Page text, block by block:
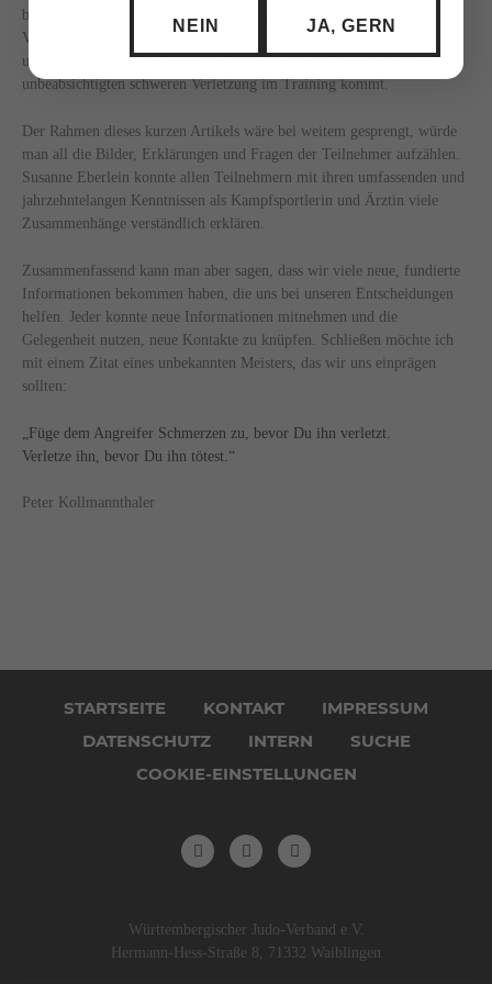
bei der Anwendung dieser Techniken im Körper geschieht. Welche
Verletzungen können im Training und in der Verteidigung entstehen
und nicht zuletzt - was muss ein Trainer machen, wenn es zu einer
unbeabsichtigten schweren Verletzung im Training kommt.
Der Rahmen dieses kurzen Artikels wäre bei weitem gesprengt, würde
man all die Bilder, Erklärungen und Fragen der Teilnehmer aufzählen.
Susanne Eberlein konnte allen Teilnehmern mit ihren umfassenden und
jahrzehntelangen Kenntnissen als Kampfsportlerin und Ärztin viele
Zusammenhänge verständlich erklären.
Zusammenfassend kann man aber sagen, dass wir viele neue, fundierte
Informationen bekommen haben, die uns bei unseren Entscheidungen
helfen. Jeder konnte neue Informationen mitnehmen und die
Gelegenheit nutzen, neue Kontakte zu knüpfen. Schließen möchte ich
mit einem Zitat eines unbekannten Meisters, das wir uns einprägen
sollten:
„Füge dem Angreifer Schmerzen zu, bevor Du ihn verletzt.
Verletze ihn, bevor Du ihn tötest.“
Peter Kollmannthaler
überspringenSTARTSEITE KONTAKT
IMPRESSUM
DATENSCHUTZ
INTERN
SUCHE
COOKIE-EINSTELLUNGEN
Württembergischer Judo-Verband e.V.
Hermann-Hess-Straße 8, 71332 Waiblingen
NEIN JA, GERN